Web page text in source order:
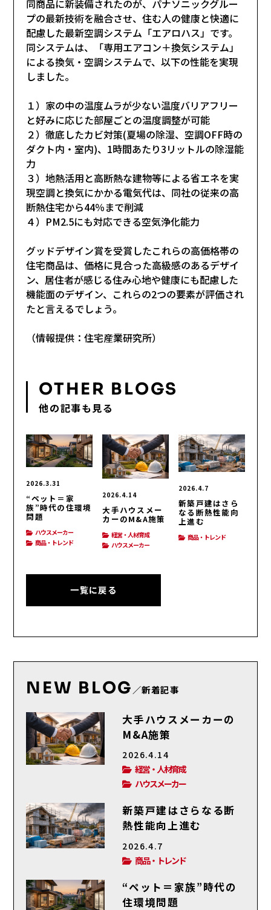
同商品に新装備されたのが、パナソニックグルー
プの最新技術を融合させ、住む人の健康と快適に
配慮した最新空調システム「エアロハス」です。
同システムは、「専用エアコン＋換気システム」
による換気・空調システムで、以下の性能を実現
しました。
１）家の中の温度ムラが少ない温度バリアフリー
と好みに応じた部屋ごとの温度調整が可能
２）徹底したカビ対策(夏場の除湿、空調OFF時の
ダクト内・室内)、1時間あたり3リットルの除湿能
力
３）地熱活用と高断熱な建物等による省エネを実
現空調と換気にかかる電気代は、同社の従来の高
断熱住宅から44％まで削減
４）PM2.5にも対応できる空気浄化能力
グッドデザイン賞を受賞したこれらの高価格帯の
住宅商品は、価格に見合った高級感のあるデザイ
ン、居住者が感じる住み心地や健康にも配慮した
機能面のデザイン、これらの2つの要素が評価され
たと言えるでしょう。
（情報提供：住宅産業研究所）
OTHER BLOGS
他の記事も見る
2026.3.31
“ペット＝家
族”時代の住環境
問題
ハウスメーカー
商品・トレンド
2026.4.14
大手ハウスメー
カーのM&A施策
経営・人材育成
ハウスメーカー
2026.4.7
新築戸建はさら
なる断熱性能向
上進む
商品・トレンド
一覧に戻る
NEW BLOG／新着記事
大手ハウスメーカーの
M&A施策
2026.4.14
経営・人材育成
ハウスメーカー
新築戸建はさらなる断
熱性能向上進む
2026.4.7
商品・トレンド
“ペット＝家族”時代の
住環境問題